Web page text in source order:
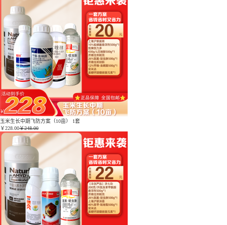
玉米生长中期飞防方案（10亩） 1套
￥228.00￥248.00